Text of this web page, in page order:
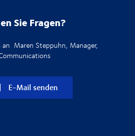
Sie Fragen?
an Maren Steppuhn, Manager,
E-Mail senden